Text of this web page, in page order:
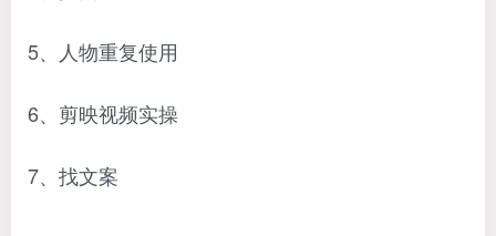
5、人物重复使用
6、剪映视频实操
7、找文案